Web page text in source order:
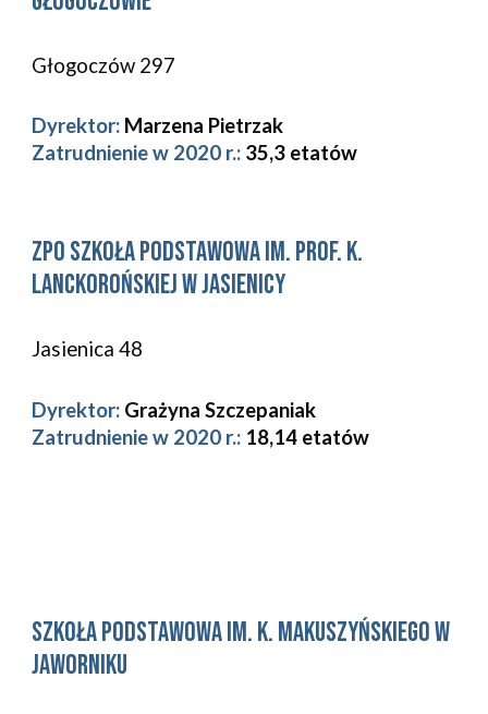
Głogoczów 297
Dyrektor: Marzena Pietrzak
Zatrudnienie w 2020 r.: 35,3 etatów
zpo Szkoła Podstawowa im. Prof. K.
Lanckorońskiej w Jasienicy
Jasienica 48
Dyrektor: Grażyna Szczepaniak
Zatrudnienie w 2020 r.: 18,14 etatów
Szkoła Podstawowa im. K. Makuszyńskiego w
Jaworniku